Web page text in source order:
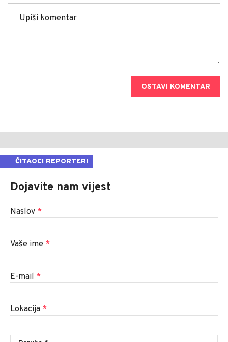
OSTAVI KOMENTAR
ČITAOCI REPORTERI
Dojavite nam vijest
Naslov *
Vaše ime *
E-mail *
Lokacija *